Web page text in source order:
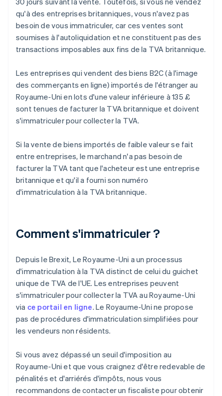
qu'à des entreprises britanniques, vous n'avez pas
besoin de vous immatriculer, car ces ventes sont
soumises à l'autoliquidation et ne constituent pas des
transactions imposables aux fins de la TVA britannique.
Les entreprises qui vendent des biens B2C (à l'image
des commerçants en ligne) importés de l'étranger au
Royaume-Uni en lots d'une valeur inférieure à 135 £
sont tenues de facturer la TVA britannique et doivent
s'immatriculer pour collecter la TVA.
Si la vente de biens importés de faible valeur se fait
entre entreprises, le marchand n'a pas besoin de
facturer la TVA tant que l'acheteur est une entreprise
britannique et qu'il a fourni son numéro
d'immatriculation à la TVA britannique.
Comment s'immatriculer ?
Depuis le Brexit, Le Royaume-Uni a un processus
d'immatriculation à la TVA distinct de celui du guichet
unique de TVA de l'UE. Les entreprises peuvent
s'immatriculer pour collecter la TVA au Royaume-Uni
via ce portail en ligne. Le Royaume-Uni ne propose
pas de procédures d'immatriculation simplifiées pour
les vendeurs non résidents.
Si vous avez dépassé un seuil d'imposition au
Royaume-Uni et que vous craignez d'être redevable de
pénalités et d'arriérés d'impôts, nous vous
recommandons de contacter un fiscaliste pour obtenir